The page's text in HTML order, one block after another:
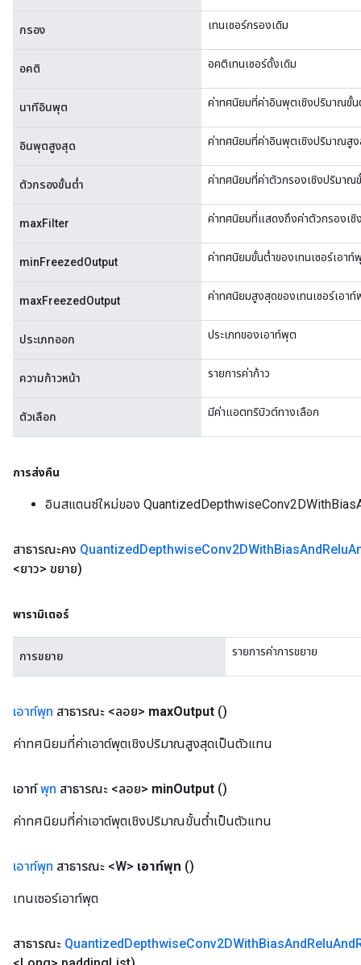
กรอง เทนเซอร์กรองเดิม
อคติ อคติเทนเซอร์ดั้งเดิม
นาทีอินพุต ค่าทศนิยมที่ค่าอินพุตเชิงปริมาณขั้
อินพุตสูงสุด ค่าทศนิยมที่ค่าอินพุตเชิงปริมาณสู
ตัวกรองขั้นต่ำ ค่าทศนิยมที่ค่าตัวกรองเชิงปริมาณ
maxFilter ค่าทศนิยมที่แสดงถึงค่าตัวกรองเ
minFreezedOutput ค่าทศนิยมขั้นต่ำของเทนเซอร์เอาท์
maxFreezedOutput ค่าทศนิยมสูงสุดของเทนเซอร์เอา
ประเภทออก ประเภทของเอาท์พุต
ความก้าวหน้า รายการค่าก้าว
ตัวเลือก มีค่าแอตทริบิวต์ทางเลือก
การส่งคืน
อินสแตนซ์ใหม่ของ
สาธารณะคง QuantizedDepthwiseConv2DWithBiasAndRelu
<ยาว> ขยาย)
พารามิเตอร์
การขยาย รายการค่าการขยาย
เอาท์พุท สาธารณะ <ลอย> maxOutput ()
ค่าทศนิยมที่ค่าเอาต์พุตเชิงปริมาณสูงสุดเป็นตัวแทน
เอาท์พุท สาธารณะ <ลอย> minOutput ()
ค่าทศนิยมที่ค่าเอาต์พุตเชิงปริมาณขั้นต่ำเป็นตัวแทน
เอาท์พุท สาธารณะ <W> เอาท์พุท ()
เทนเซอร์เอาท์พุต
สาธารณะ QuantizedDepthwiseConv2DWithBiasAndReluAnd